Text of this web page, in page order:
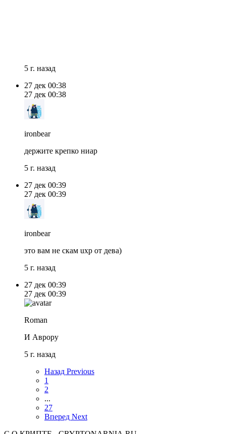
5 г. назад
27 дек 00:38
27 дек 00:38
ironbear
держите крепко ниар
5 г. назад
27 дек 00:39
27 дек 00:39
ironbear
это вам не скам uxp от дева)
5 г. назад
27 дек 00:39
27 дек 00:39
Roman
И Аврору
5 г. назад
Назад Previous
1
2
...
27
Вперед Next